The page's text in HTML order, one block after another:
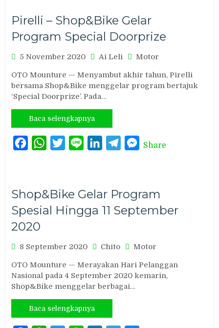
Pirelli – Shop&Bike Gelar
Program Special Doorprize
5 November 2020 Ai Leli Motor
OTO Mounture — Menyambut akhir tahun, Pirelli
bersama Shop&Bike menggelar program bertajuk
‘Special Doorprize’. Pada…
Baca selengkapnya
FacebookWhatsAppTwitterLine LinkedInTelegramMessenger
Share
Shop&Bike Gelar Program
Spesial Hingga 11 September
2020
8 September 2020 Chito Motor
OTO Mounture — Merayakan Hari Pelanggan
Nasional pada 4 September 2020 kemarin,
Shop&Bike menggelar berbagai…
Baca selengkapnya